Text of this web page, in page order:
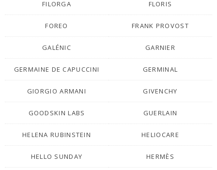
FILORGA FLORIS
FOREO FRANK PROVOST
GALÉNIC GARNIER
GERMAINE DE CAPUCCINI GERMINAL
GIORGIO ARMANI GIVENCHY
GOODSKIN LABS GUERLAIN
HELENA RUBINSTEIN HELIOCARE
HELLO SUNDAY HERMÈS